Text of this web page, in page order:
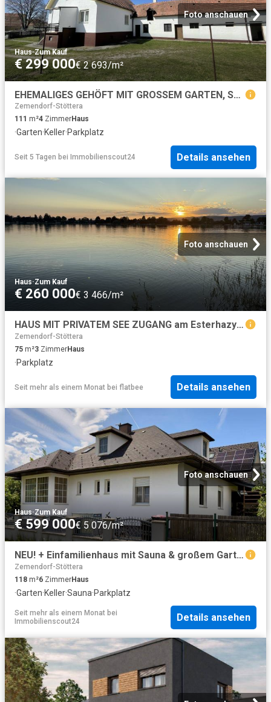
Foto anschauen
Haus·Zum Kauf
€ 299 000€ 2 693/m²
EHEMALIGES GEHÖFT MIT GROSSEM GARTEN, SCHEUNE UND NEBENGEBÄUDEN/GARAGEN!
Zemendorf-Stöttera
111 m²4 ZimmerHaus
·Garten·Keller·Parkplatz
Seit 5 Tagen bei Immobilienscout24 Details ansehen
Foto anschauen
Haus·Zum Kauf
€ 260 000€ 3 466/m²
HAUS MIT PRIVATEM SEE ZUGANG am Esterhazysee voll möbliert und ab sofort bezugsfertig
Zemendorf-Stöttera
75 m²3 ZimmerHaus
·Parkplatz
Seit mehr als einem Monat bei flatbee Details ansehen
Foto anschauen
Haus·Zum Kauf
€ 599 000€ 5 076/m²
NEU! + Einfamilienhaus mit Sauna & großem Garten + Siegendorf bei Eisenstadt + Ziegelmassivbauweise + Carport + Garage + Nähe Neusiedler See
Zemendorf-Stöttera
118 m²6 ZimmerHaus
·Garten·Keller·Sauna·Parkplatz
Seit mehr als einem Monat bei
Immobilienscout24
Details ansehen